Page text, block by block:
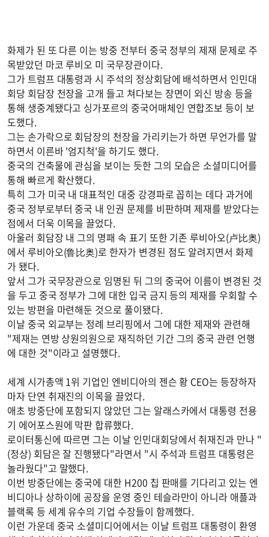
화제가 된 또 다른 이는 방중 전부터 중국 정부의 제재 문제로 주
목받았던 마코 루비오 미 국무장관이다.
그가 트럼프 대통령과 시 주석의 정상회담에 배석하면서 인민대
회당 회담장 천장을 고개 들고 쳐다보는 장면이 외신 방송 등을
통해 생중계됐다고 싱가포르의 중국어매체인 연합조보 등이 보
도했다.
그는 손가락으로 회담장의 천장을 가리키는가 하면 무언가를 말
하면서 이른바 '엄지척'을 하기도 했다.
중국의 건축물에 관심을 보이는 듯한 그의 모습은 소셜미디어를
통해 빠르게 확산했다.
특히 그가 미국 내 대표적인 대중 강경파로 꼽히는 데다 과거에
중국 정부로부터 중국 내 인권 문제를 비판하며 제재를 받았다는
점에서 더욱 이목을 끌었다.
아울러 회담장 내 그의 명패 속 표기 또한 기존 루비아오(卢比奥)
에서 루비아오(鲁比奥)로 한자가 변경된 점도 알려지면서 화제
가 됐다.
앞서 그가 국무장관으로 임명된 뒤 그의 중국어 이름이 변경된 것
을 두고 중국 정부가 그에 대한 입국 금지 등의 제재를 우회할 수
있는 방편을 마련해둔 것으로 풀이됐다.
이날 중국 외교부는 정례 브리핑에서 그에 대한 제재와 관련해
"제재는 연방 상원의원으로 재직하던 기간 그의 중국 관련 언행
에 대한 것"이라고 설명했다.
세계 시가총액 1위 기업인 엔비디아의 젠슨 황 CEO는 등장하자
마자 단연 취재진의 이목을 끌었다.
애초 방중단에 포함되지 않았던 그는 알래스카에서 대통령 전용
기 에어포스원에 막판 합류했다.
로이터통신에 따르면 그는 이날 인민대회당에서 취재진과 만나 "
(정상) 회담은 잘 진행됐다"라면서 "시 주석과 트럼프 대통령은
놀라웠다"고 말했다.
이번 방중단에는 중국에 대한 H200 칩 판매를 기다리고 있는 엔
비디아나 상하이에 공장을 운영 중인 테슬라만이 아니라 애플과
블랙록 등 세계 유수의 기업 수장들이 함께했다.
이런 가운데 중국 소셜미디어에서는 이날 트럼프 대통령이 환영